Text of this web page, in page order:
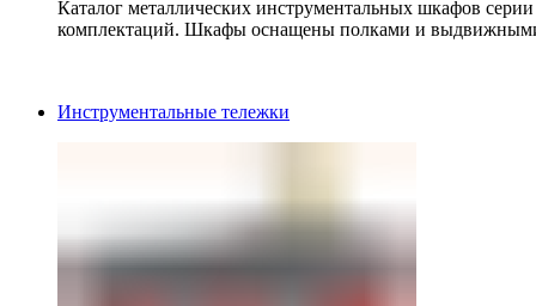
Каталог металлических инструментальных шкафов
комплектаций. Шкафы оснащены полками и
Инструментальные тележки